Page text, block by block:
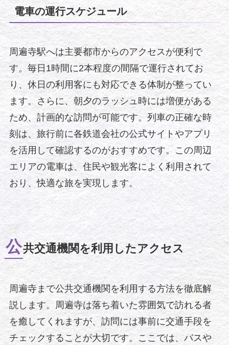
電車の運行スケジュール
周遍寺駅へは主要都市からのアクセスが便利で
す。毎日1時間に2本程度の間隔で運行されてお
り、休日の利用客にも対応できる体制が整ってい
ます。さらに、朝夕のラッシュ時には増便がある
ため、計画的な訪問が可能です。列車の正確な時
刻は、旅行前に各鉄道会社の公式サイトやアプリ
を活用して確認するのがおすすめです。この周辺
エリアの電車は、住民や観光客によく利用されて
おり、快適な旅を実現します。
公共交通機関を利用したアクセス
周遍寺まで公共交通機関を利用する方法を徹底解
説します。周遍寺は落ち着いた雰囲気で訪れる者
を癒してくれますが、訪問には事前に交通手段を
チェックすることが大切です。ここでは、バスや